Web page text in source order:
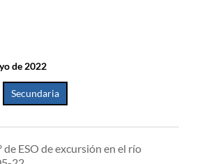
de 2022
Secundaria
de ESO de excursión en el río